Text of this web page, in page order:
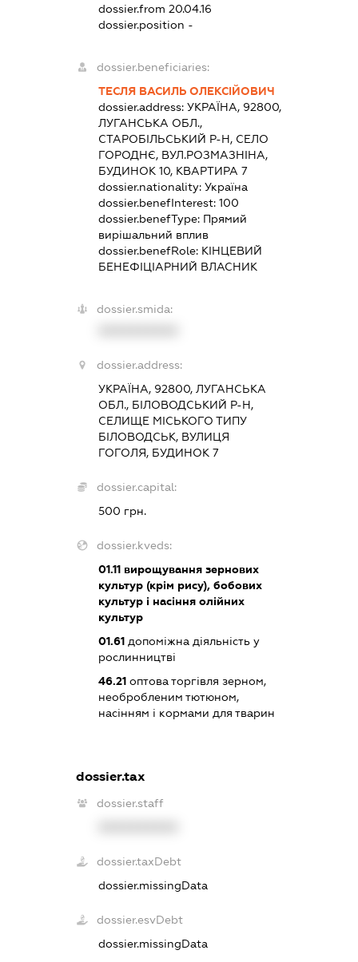
dossier.from 20.04.16
dossier.position -
dossier.beneficiaries:
ТЕСЛЯ ВАСИЛЬ ОЛЕКСІЙОВИЧ
dossier.address: УКРАЇНА, 92800,
ЛУГАНСЬКА ОБЛ.,
СТАРОБІЛЬСЬКИЙ Р-Н, СЕЛО
ГОРОДНЄ, ВУЛ.РОЗМАЗНІНА,
БУДИНОК 10, КВАРТИРА 7
dossier.nationality: Україна
dossier.benefInterest: 100
dossier.benefType: Прямий
вирішальний вплив
dossier.benefRole: КІНЦЕВИЙ
БЕНЕФІЦІАРНИЙ ВЛАСНИК
dossier.smida:
dossier.address:
УКРАЇНА, 92800, ЛУГАНСЬКА
ОБЛ., БІЛОВОДСЬКИЙ Р-Н,
СЕЛИЩЕ МІСЬКОГО ТИПУ
БІЛОВОДСЬК, ВУЛИЦЯ
ГОГОЛЯ, БУДИНОК 7
dossier.capital:
500 грн.
dossier.kveds:
01.11вирощування зернових
культур (крім рису), бобових
культур і насіння олійних
культур
01.61допоміжна діяльність у
рослинництві
46.21оптова торгівля зерном,
необробленим тютюном,
насінням і кормами для тварин
dossier.tax
dossier.staff
dossier.taxDebt
dossier.missingData
dossier.esvDebt
dossier.missingData